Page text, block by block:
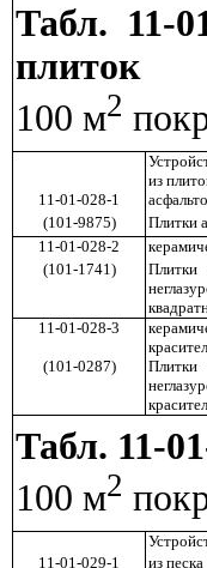
Табл. 11-
плиток
100 м2
из
11-01-028-1
(101-9875) Плитки
11-01-028-2
(101-1741)
Плитки
11-01-028-3
(101-0287)
Плитки
Табл. 11-
100 м2
11-01-029-1
из песка